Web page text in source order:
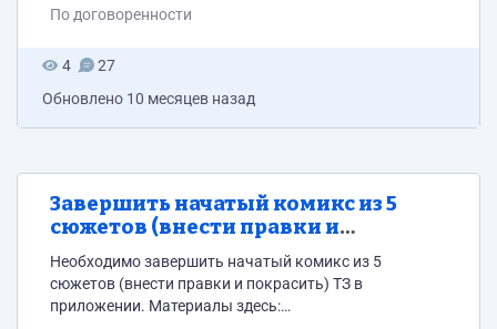
https://rosreestr.ru.net/ https://egrnreestroo.ru/map
https://a.roscadastres.com/map...
По договоренности
4
27
Обновлено 10 месяцев назад
Завершить начатый комикс из 5
сюжетов (внести правки и
покрасить)
Необходимо завершить начатый комикс из 5
сюжетов (внести правки и покрасить) ТЗ в
приложении. Материалы здесь: